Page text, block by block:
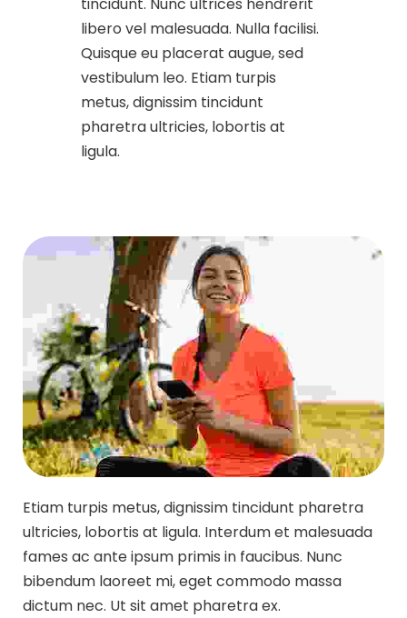
libero vel malesuada. Nulla facilisi.
Quisque eu placerat augue, sed
vestibulum leo. Etiam turpis
metus, dignissim tincidunt
pharetra ultricies, lobortis at
ligula.
Etiam turpis metus, dignissim tincidunt pharetra
ultricies, lobortis at ligula. Interdum et malesuada
fames ac ante ipsum primis in faucibus. Nunc
bibendum laoreet mi, eget commodo massa
dictum nec. Ut sit amet pharetra ex.